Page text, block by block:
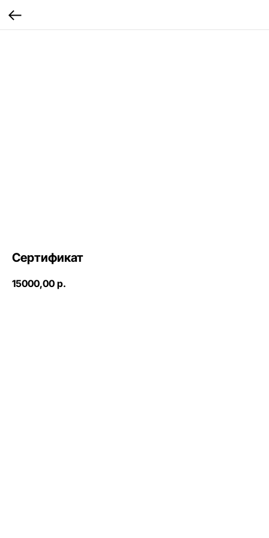
Сертификат
15000,00 р.